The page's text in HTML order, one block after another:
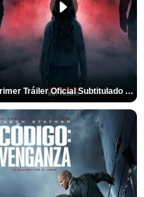
Primer Tráiler Oficial Subtitulado de 'La Noche Del Demonio: Están Entre Nosotros'